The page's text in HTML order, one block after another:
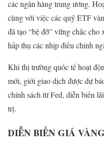
các ngân hàng trung ương.
cùng với việc các quỹ ETF
đã tạo “bệ đỡ” vững chắc
hấp thụ các nhịp điều chỉnh
Khi thị trường quốc tế hoạt
mới, giới giao dịch được dự
chính sách từ Fed, diễn biến
trị.
DIỄN BIẾN GIÁ